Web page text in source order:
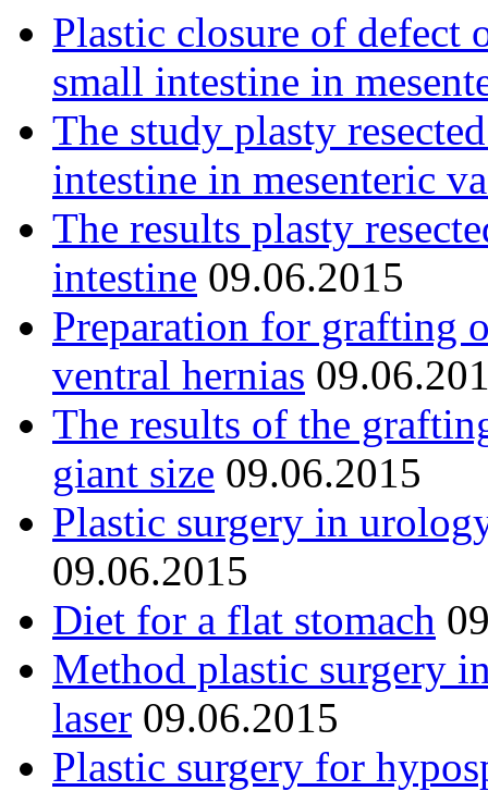
Plastic closure of defect
small intestine in
The study plasty
intestine in mesenteric
The results plasty
intestine 09.06.2015
Preparation for grafting
ventral hernias
The results of the
giant size 09.06.2015
Plastic surgery in
09.06.2015
Diet for a flat stomach
Method plastic surgery
laser 09.06.2015
Plastic surgery for